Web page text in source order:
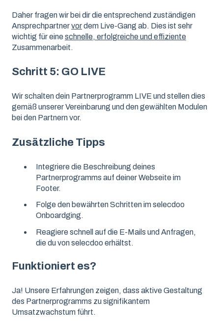
Daher fragen wir bei dir die entsprechend zuständigen
Ansprechpartnervordem Live-Gang ab. Dies ist sehr
wichtig für eineschnelle, erfolgreiche und effiziente
Zusammenarbeit.
Schritt 5: GO LIVE
Wir schalten dein Partnerprogramm LIVE und stellen dies
gemäß unserer Vereinbarung und den gewählten Modulen
bei den Partnern vor.
Zusätzliche Tipps
Integriere die Beschreibung deines
Partnerprogramms auf deiner Webseite im
Footer.
Folge den bewährten Schritten im selecdoo
Onboardging.
Reagiere schnell auf die E-Mails und Anfragen,
die du von selecdoo erhältst.
Funktioniert es?
Ja! Unsere Erfahrungen zeigen, dass aktive Gestaltung
des Partnerprogramms zu signifikantem
Umsatzwachstum führt.